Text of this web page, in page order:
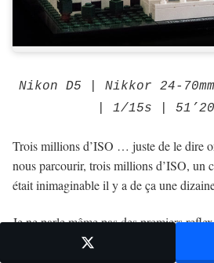
Nikon D5 | Nikkor 24-
| 1/15s |
Trois millions d’ISO … juste de le dire
nous parcourir, trois millions d’ISO, un
était inimaginable il y a de ça une
Je ne parle même pas des premiers
400ISO était déjà un exploit en soi et